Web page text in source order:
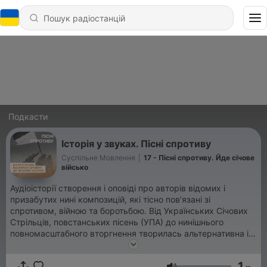
Подкасти
Історія у звуках. Пісні спротиву
Суспільне Мовлення
17 - Пісні cпротиву. Йде січове
військо
Аудіоісторії створення і оповіді про авторів відомих і
призабутих нині композицій, які тісно пов’язані зі
спротивом, війною та боротьбою. Від Українських Січових
Стрільців, повстанських пісень (УПА) до нинішнього
повномасштабного вторгнення творилась альтернативна і
сильна культура з яскравим духом боротьби. Наш